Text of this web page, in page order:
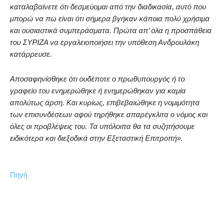
καταλαβαίνετε ότι δεσμεύομαι από την διαδικασία, αυτό που
μπορώ να πω είναι ότι σήμερα βγήκαν κάποια πολύ χρήσιμα
και ουσιαστικά συμπεράσματα. Πρώτα απ’ όλα η προσπάθεια
του ΣΥΡΙΖΑ να εργαλειοποιήσει την υπόθεση Ανδρουλάκη
κατάρρευσε.
Αποσαφηνίσθηκε ότι ουδέποτε ο πρωθυπουργός ή το
γραφείο του ενημερώθηκε ή ενημερώθηκαν για καμία
απολύτως άρση. Και κυρίως, επιβεβαιώθηκε η νομιμότητα
των επισυνδέσεων αφού τηρήθηκε απαρέγκλιτα ο νόμος και
όλες οι προβλέψεις του. Τα υπόλοιπα θα τα συζητήσουμε
ειδικότερα και διεξοδικά στην Εξεταστική Επιτροπή».
Πηγή